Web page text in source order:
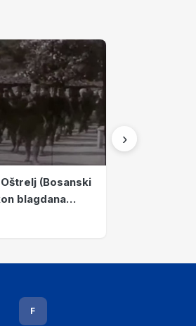
Oštrelj (Bosanski
blagdana
napad srpskih
›
F